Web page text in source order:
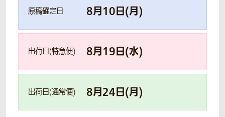
原稿確定日 8月10日(月)
出荷日(特急便) 8月19日(水)
出荷日(通常便) 8月24日(月)